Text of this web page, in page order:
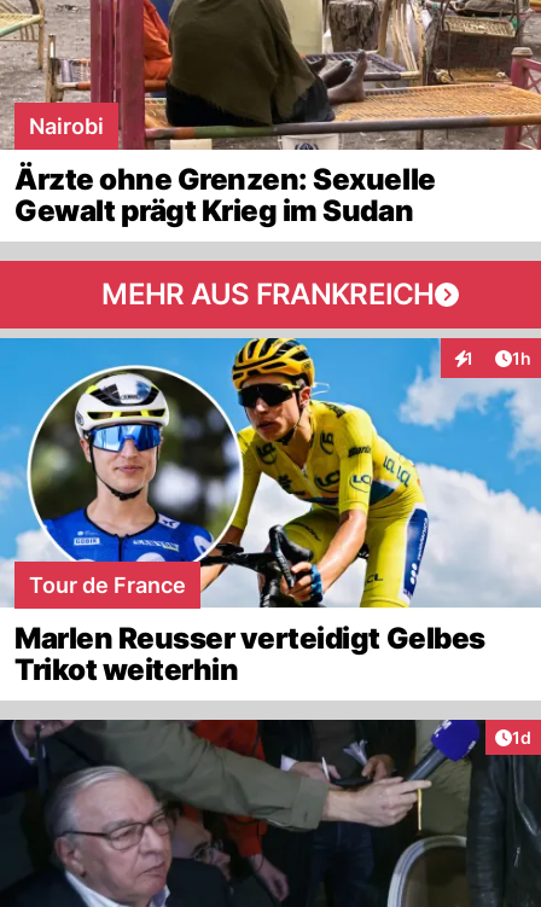
Nairobi
Ärzte ohne Grenzen: Sexuelle
Gewalt prägt Krieg im Sudan
MEHR AUS FRANKREICH
1 1h
Tour de France
Marlen Reusser verteidigt Gelbes
Trikot weiterhin
1d